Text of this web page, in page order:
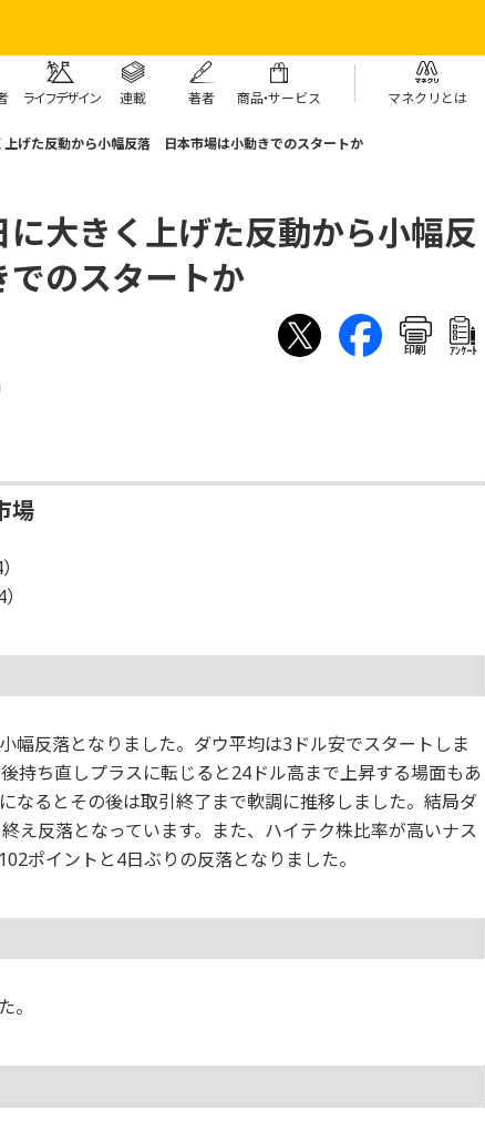
ライフデザイン 連載 著者 商品・サービス マネクリとは
上げた反動から小幅反落 日本市場は小動きでのスタートか
に大きく上げた反動から小幅反
のスタートか
印刷 ｱﾝｹｰﾄ
場
幅反落となりました。ダウ平均は3ドル安でスタートしま
持ち直しプラスに転じると24ドル高まで上昇する場面もあ
なるとその後は取引終了まで軟調に推移しました。結局ダ
え反落となっています。また、ハイテク株比率が高いナス
ポイントと4日ぶりの反落となりました。
。